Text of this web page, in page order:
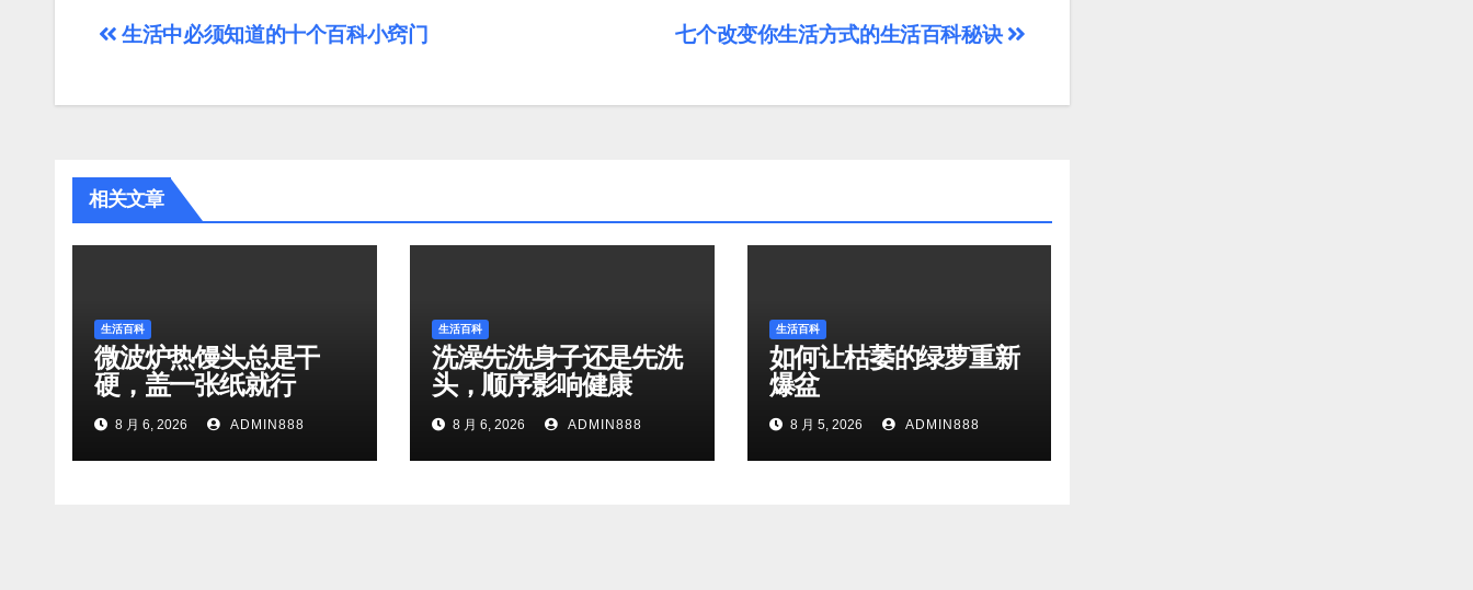
文
航
七个改变你生活方式的生活百科秘诀
生活中必须知道的十个百科小窍门
相关文章
生活百科
微波炉热馒头总是干
硬，盖一张纸就行
8 月 6, 2026 ADMIN888
生活百科
洗澡先洗身子还是先洗
头，顺序影响健康
8 月 6, 2026 ADMIN888
生活百科
如何让枯萎的绿萝重新
爆盆
8 月 5, 2026 ADMIN888